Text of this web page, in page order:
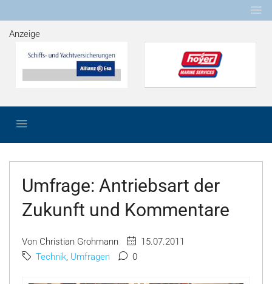
Anzeige
Umfrage: Antriebsart der
Zukunft und Kommentare
Von Christian Grohmann
15.07.2011
Technik, Umfragen 0